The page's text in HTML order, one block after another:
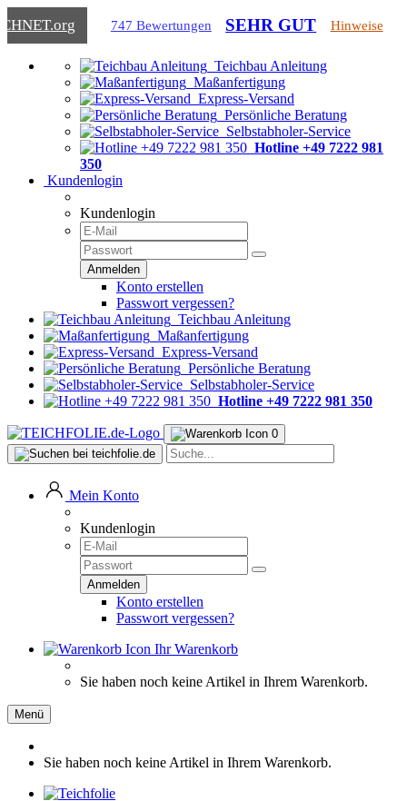
.org 747 Bewertungen SEHR GUT Hinweise
Teichbau Anleitung
Maßanfertigung
Express-Versand
Persönliche Beratung
Selbstabholer-Service
Hotline +49 7222 981
350
Kundenlogin
Kundenlogin
Konto erstellen
Passwort vergessen?
Teichbau Anleitung
Maßanfertigung
Express-Versand
Persönliche Beratung
Selbstabholer-Service
Hotline +49 7222 981 350
0
Mein Konto
Kundenlogin
Konto erstellen
Passwort vergessen?
Ihr Warenkorb
Sie haben noch keine Artikel in Ihrem Warenkorb.
Menü
Sie haben noch keine Artikel in Ihrem Warenkorb.